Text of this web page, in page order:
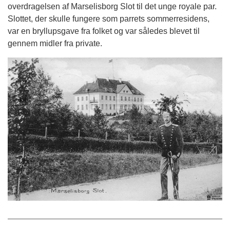
overdragelsen af Marselisborg Slot til det unge royale par.
Slottet, der skulle fungere som parrets sommerresidens,
var en bryllupsgave fra folket og var således blevet til
gennem midler fra private.